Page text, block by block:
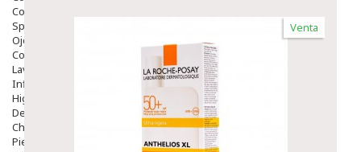
Colirios
Sprays
Ojos Y Oidos
Congestión
Lavado Ojos
Inflamación Del Oido (otitis)
Higiene Oido
Deshabituación Tabaquismo
Chicles
Piel
Venta